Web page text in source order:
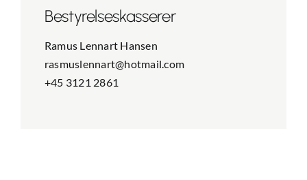
Bestyrelses­kasserer
Ramus Lennart Hansen
rasmuslennart@hotmail.com
+45 3121 2861